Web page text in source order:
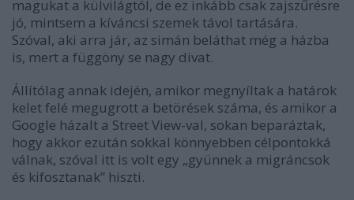
magukat a külvilágtól, de ez inkább csak zajszűrésre
jó, mintsem a kíváncsi szemek távol tartására.
Szóval, aki arra jár, az simán beláthat még a házba
is, mert a függöny se nagy divat.
Állítólag annak idején, amikor megnyíltak a határok
kelet felé megugrott a betörések száma, és amikor a
Google házalt a Street View-val, sokan beparáztak,
hogy akkor ezután sokkal könnyebben célpontokká
válnak, szóval itt is volt egy „gyünnek a migráncsok
és kifosztanak” hiszti.